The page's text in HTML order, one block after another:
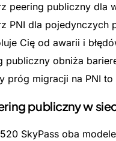
peering publiczny dla
PNI dla pojedynczych
Cię od awarii i
publiczny obniża
próg migracji na PNI
publiczny w
SkyPass oba